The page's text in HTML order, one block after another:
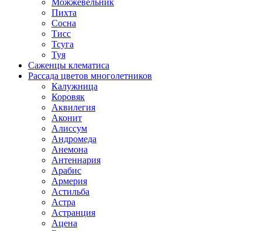
Можжевельник
Пихта
Сосна
Тисс
Тсуга
Туя
Саженцы клематиса
Рассада цветов многолетников
Калужница
Коровяк
Аквилегия
Аконит
Алиссум
Андромеда
Анемона
Антеннария
Арабис
Армерия
Астильба
Астра
Астранция
Ацена